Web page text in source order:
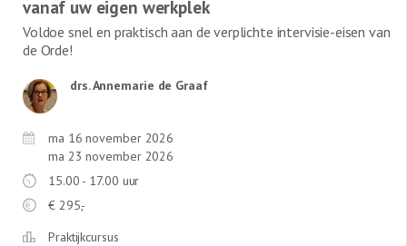
vanaf uw eigen werkplek
Voldoe snel en praktisch aan de verplichte intervisie-eisen van
de Orde!
drs. Annemarie de Graaf
ma 16 november 2026
ma 23 november 2026
15.00 - 17.00 uur
€ 295,-
Praktijkcursus